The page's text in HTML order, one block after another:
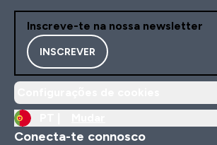
Inscreve-te na nossa newsletter
INSCREVER
Conecta-te connosco